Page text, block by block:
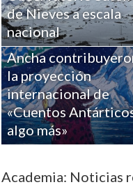
de Nieves a escala
nacional
Académicos de la
Universidad de
Ancha
la proyección
internacional de
«Cuentos
algo más»
Academia: Noticias